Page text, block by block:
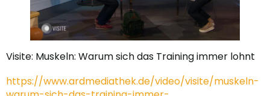
Visite: Muskeln: Warum sich das Training immer lohnt
https://www.ardmediathek.de/video/visite/muskeln-